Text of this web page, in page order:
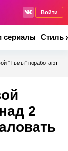
Войти
сериалы Стиль
"Тьмы" поработают
2